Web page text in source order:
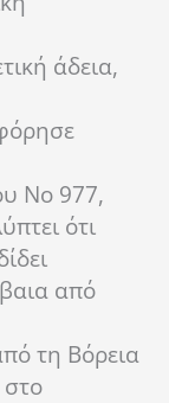
άδεια,
Νο 977,
ότι
από
τη Βόρεια
στο